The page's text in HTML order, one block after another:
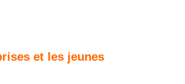
et les jeunes